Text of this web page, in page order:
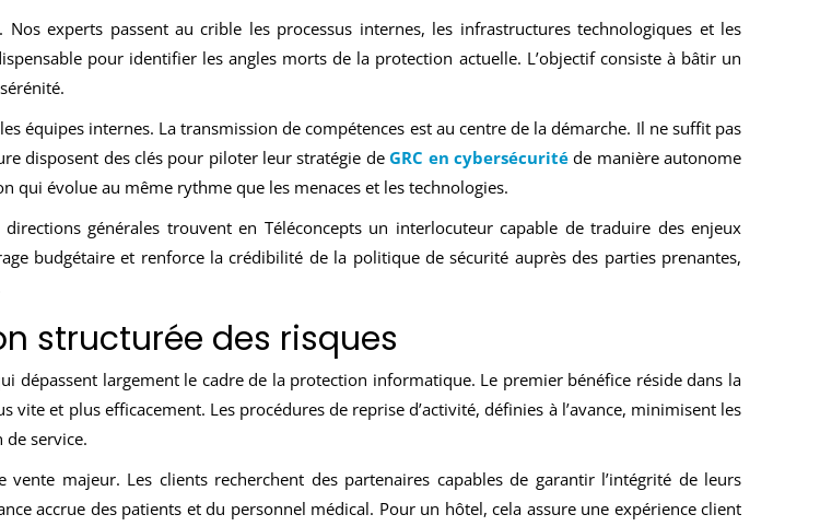
experts passent au crible les processus internes, les infrastructures technologiques et les
pour identifier les angles morts de la protection actuelle. L’objectif consiste à bâtir un
équipes internes. La transmission de compétences est au centre de la démarche. Il ne suffit pas
disposent des clés pour piloter leur stratégie deGRC en cybersécuritéde manière autonome
évolue au même rythme que les menaces et les technologies.
générales trouvent en Téléconcepts un interlocuteur capable de traduire des enjeux
budgétaire et renforce la crédibilité de la politique de sécurité auprès des parties prenantes,
structurée des risques
dépassent largement le cadre de la protection informatique. Le premier bénéfice réside dans la
et plus efficacement. Les procédures de reprise d’activité, définies à l’avance, minimisent les
de service.
majeur. Les clients recherchent des partenaires capables de garantir l’intégrité de leurs
accrue des patients et du personnel médical. Pour un hôtel, cela assure une expérience client